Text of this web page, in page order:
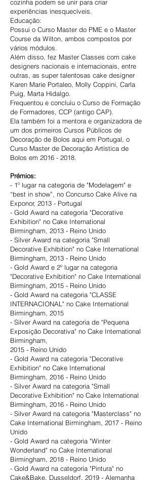
cozinha podem se unir para criar
experiências inesquecíveis.
Educação:
Possui o Curso Master do PME e o Master
Course da Wilton, ambos compostos por
vários módulos.
Além disso, fez Master Classes com cake
designers nacionais e internacionais, entre
outras, as super talentosas cake designer
Karen Marie Portaleo, Molly Coppini, Carla
Puig, Marta Hidalgo.
Frequentou e concluiu o Curso de Formação
de Formadores, CCP (antigo CAP).
Ela também foi a mentora e organizadora de
um dos primeiros Cursos Públicos de
Decoração de Bolos aqui em Portugal, o
Curso Master de Decoração Artística de
Bolos em 2016 - 2018.
Prémios:
- 1º lugar na categoria de "Modelagem" e
“best in show”, no Concurso Cake Alive na
Exponor, 2013 - Portugal
- Gold Award na categoria "Decorative
Exhibition" no Cake International
Birmingham, 2013 - Reino Unido
- Silver Award na categoria "Small
Decorative Exhibition" no Cake International
Birmingham, 2013 - Reino Unido
- Gold Award e 2º lugar na categoria
"Decorative Exhibition" no Cake International
Birmingham, 2015 - Reino Unido
- Gold Award na categoria "CLASSE
INTERNACIONAL" no Cake International
Birmingham, 2015
- Silver Award na categoria de "Pequena
Exposição Decorativa" no Cake International
Birmingham,
2015 - Reino Unido
- Gold Award na categoria "Decorative
Exhibition" no Cake International
Birmingham, 2016 - Reino Unido
- Silver Award na categoria "Small
Decorative Exhibition" no Cake International
Birmingham, 2016 - Reino Unido
- Silver Award na categoria "Masterclass" no
Cake International Birmingham, 2017 - Reino
Unido
- Gold Award na categoria "Winter
Wonderland" no Cake International
Birmingham, 2018 - Reino Unido
- Gold Award na categoria "Pintura" no
Cake&Bake, Dusseldorf, 2019 - Alemanha